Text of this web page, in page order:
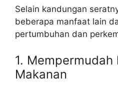
Selain kandungan
beberapa manfaat lain
pertumbuhan dan
1. Mempermudah
Makanan